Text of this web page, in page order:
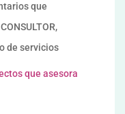
que
de servicios
que asesora